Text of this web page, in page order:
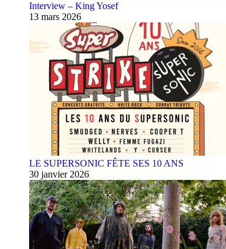
Interview – King Yosef
13 mars 2026
LE SUPERSONIC FÊTE SES 10 ANS
30 janvier 2026